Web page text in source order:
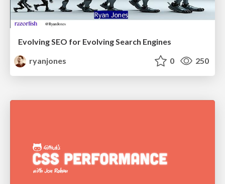
Evolving SEO for Evolving Search Engines
ryanjones
0 250